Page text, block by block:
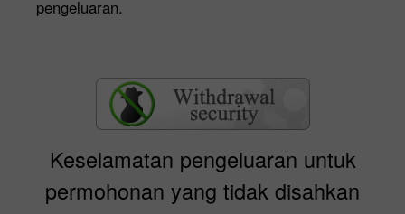
pengeluaran.
Keselamatan pengeluaran untuk
permohonan yang tidak disahkan